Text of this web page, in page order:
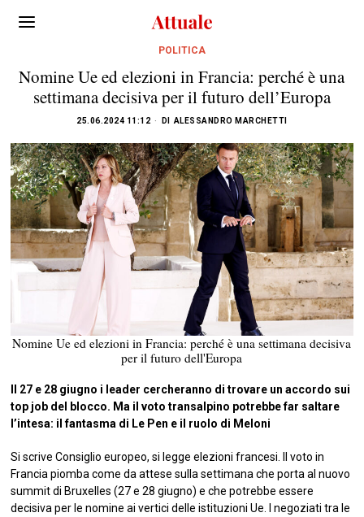
POLITICA
Nomine Ue ed elezioni in Francia: perché è una
settimana decisiva per il futuro dell’Europa
25.06.2024 11:12 DI ALESSANDRO MARCHETTI
Nomine Ue ed elezioni in Francia: perché è una settimana decisiva
per il futuro dell'Europa
Il 27 e 28 giugno i leader cercheranno di trovare un accordo sui
top job del blocco. Ma il voto transalpino potrebbe far saltare
l’intesa: il fantasma di Le Pen e il ruolo di Meloni
Si scrive Consiglio europeo, si legge elezioni francesi. Il voto in
Francia piomba come da attese sulla settimana che porta al nuovo
summit di Bruxelles (27 e 28 giugno) e che potrebbe essere
decisiva per le nomine ai vertici delle istituzioni Ue. I negoziati tra le